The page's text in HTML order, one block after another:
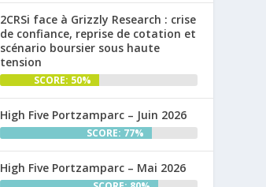
2CRSi face à Grizzly Research : crise
de confiance, reprise de cotation et
scénario boursier sous haute
tension
SCORE: 50%
High Five Portzamparc – Juin 2026
SCORE: 77%
High Five Portzamparc – Mai 2026